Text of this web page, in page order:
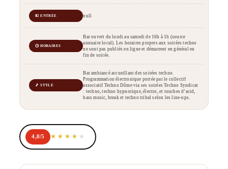
💶 ENTRÉE null
🕒 HORAIRES
Bar ouvert du lundi au samedi de 16h à 1h (source
annuaire local). Les horaires propres aux soirées techno
ne sont pas publiés en ligne et démarrent en général en
fin de soirée.
🎵 STYLE
Bar ambiancé accueillant des soirées techno.
Programmation électronique portée par le collectif
associatif Techno Dôme via ses soirées Techno Syndicat
: techno, techno hypnotique, électro, et touches d’acid,
bass music, break et techno tribal selon les line-ups.
4,0/5